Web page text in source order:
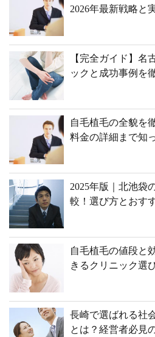
2026年最新戦略と
【完全ガイド】名
ックと成功事例を
自毛植毛の全貌を
料金の詳細まで知
2025年版｜北池袋
較！選び方とおす
自毛植毛の値段と
きるクリニック選
長崎で選ばれる社
とは？経営者必見